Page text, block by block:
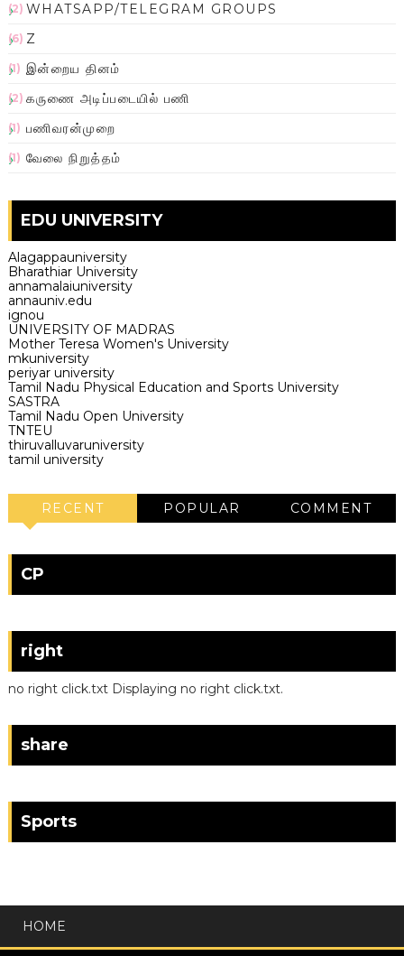
WHATSAPP/TELEGRAM GROUPS
(2)
Z
(6)
இன்றைய தினம்
(1)
கருணை அடிப்படையில் பணி
(2)
பணிவரன்முறை
(1)
வேலை நிறுத்தம்
(1)
EDU UNIVERSITY
Alagappauniversity
Bharathiar University
annamalaiuniversity
annauniv.edu
ignou
UNIVERSITY OF MADRAS
Mother Teresa Women's University
mkuniversity
periyar university
Tamil Nadu Physical Education and Sports University
SASTRA
Tamil Nadu Open University
TNTEU
thiruvalluvaruniversity
tamil university
RECENT POPULAR COMMENT
CP
right
no right click.txt Displaying no right click.txt.
share
Sports
HOME